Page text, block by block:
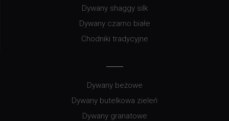
Dywany shaggy silk
Dywany czarno białe
Chodniki tradycyjne
Dywany beżowe
Dywany butelkowa zieleń
Dywany granatowe